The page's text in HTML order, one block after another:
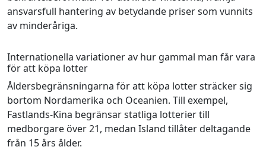
ansvarsfull hantering av betydande priser som vunnits
av minderåriga.
Internationella variationer av hur gammal man får vara
för att köpa lotter
Åldersbegränsningarna för att köpa lotter sträcker sig
bortom Nordamerika och Oceanien. Till exempel,
Fastlands-Kina begränsar statliga lotterier till
medborgare över 21, medan Island tillåter deltagande
från 15 års ålder.